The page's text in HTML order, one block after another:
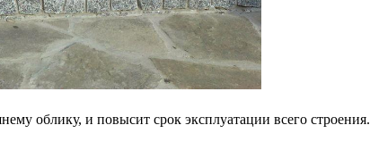
облику, и повысит срок эксплуатации всего строения.